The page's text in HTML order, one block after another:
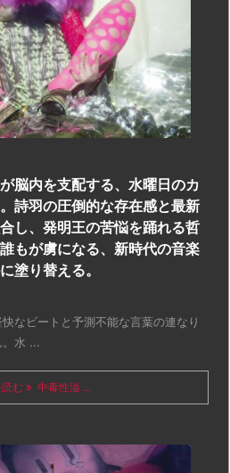
脳内を支配する、水曜日のカ
詩羽の圧倒的な存在感と最新
し、発明王の苦悩を踊れる哲
もが虜になる、新時代の音楽
塗り替える。
なビートと予測不能な言葉の連なり
水 ...
む 中毒性溢 ...